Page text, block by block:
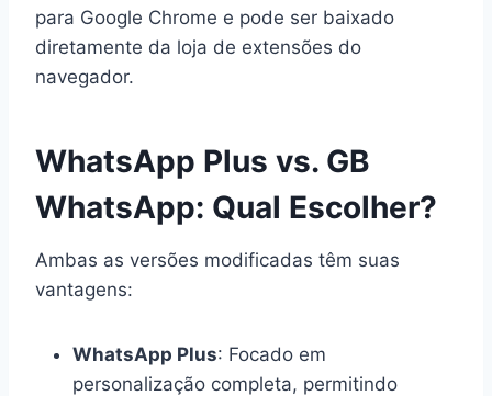
para Google Chrome e pode ser baixado
diretamente da loja de extensões do
navegador.
WhatsApp Plus vs. GB
WhatsApp: Qual Escolher?
Ambas as versões modificadas têm suas
vantagens:
WhatsApp Plus: Focado em
personalização completa, permitindo